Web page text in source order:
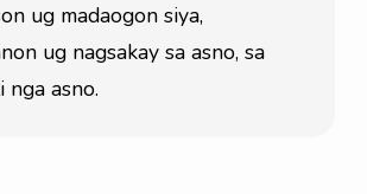
ug madaogon siya,
ug nagsakay sa asno, sa
nga asno.